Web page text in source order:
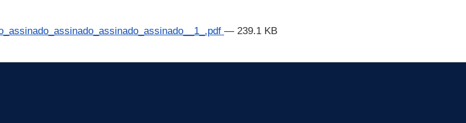
— 239.1 KB